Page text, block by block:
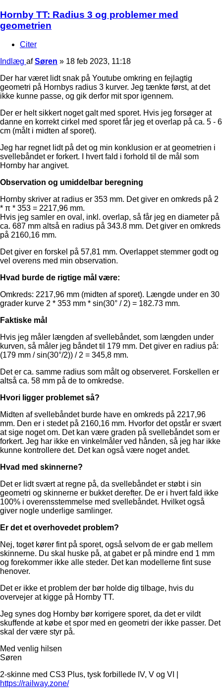
Hornby TT: Radius 3 og problemer med
geometrien
Citer
Indlæg afSøren » 18 feb 2023, 11:18
Der har været lidt snak på Youtube omkring en fejlagtig
geometri på Hornbys radius 3 kurver. Jeg tænkte først, at det
ikke kunne passe, og gik derfor mit spor igennem.
Der er helt sikkert noget galt med sporet. Hvis jeg forsøger at
danne en korrekt cirkel med sporet får jeg et overlap på ca. 5 - 6
cm (målt i midten af sporet).
Jeg har regnet lidt på det og min konklusion er at geometrien i
svellebåndet er forkert. I hvert fald i forhold til de mål som
Hornby har angivet.
Observation og umiddelbar beregning
Hornby skriver at radius er 353 mm. Det giver en omkreds på 2
* π * 353 = 2217,96 mm.
Hvis jeg samler en oval, inkl. overlap, så får jeg en diameter på
ca. 687 mm altså en radius på 343.8 mm. Det giver en omkreds
på 2160,16 mm.
Det giver en forskel på 57,81 mm. Overlappet stemmer godt og
vel overens med min observation.
Hvad burde de rigtige mål være:
Omkreds: 2217,96 mm (midten af sporet). Længde under en 30
grader kurve 2 * 353 mm * sin(30° / 2) = 182.73 mm.
Faktiske mål
Hvis jeg måler længden af svellebåndet, som længden under
kurven, så måler jeg båndet til 179 mm. Det giver en radius på:
(179 mm / sin(30°/2)) / 2 = 345,8 mm.
Det er ca. samme radius som målt og observeret. Forskellen er
altså ca. 58 mm på de to omkredse.
Hvori ligger problemet så?
Midten af svellebåndet burde have en omkreds på 2217,96
mm. Den er i stedet på 2160,16 mm. Hvorfor det opstår er svært
at sige noget om. Det kan være graden på svellebåndet som er
forkert. Jeg har ikke en vinkelmåler ved hånden, så jeg har ikke
kunne kontrollere det. Det kan også være noget andet.
Hvad med skinnerne?
Det er lidt svært at regne på, da svellebåndet er støbt i sin
geometri og skinnerne er bukket derefter. De er i hvert fald ikke
100% i overensstemmelse med svellebåndet. Hvilket også
giver nogle underlige samlinger.
Er det et overhovedet problem?
Nej, toget kører fint på sporet, også selvom de er gab mellem
skinnerne. Du skal huske på, at gabet er på mindre end 1 mm
og forekommer ikke alle steder. Det kan modellerne fint suse
henover.
Det er ikke et problem der bør holde dig tilbage, hvis du
overvejer at kigge på Hornby TT.
Jeg synes dog Hornby bør korrigere sporet, da det er vildt
skuffende at købe et spor med en geometri der ikke passer. Det
skal der være styr på.
Med venlig hilsen
Søren
2-skinne med CS3 Plus, tysk forbillede IV, V og VI |
https://railway.zone/